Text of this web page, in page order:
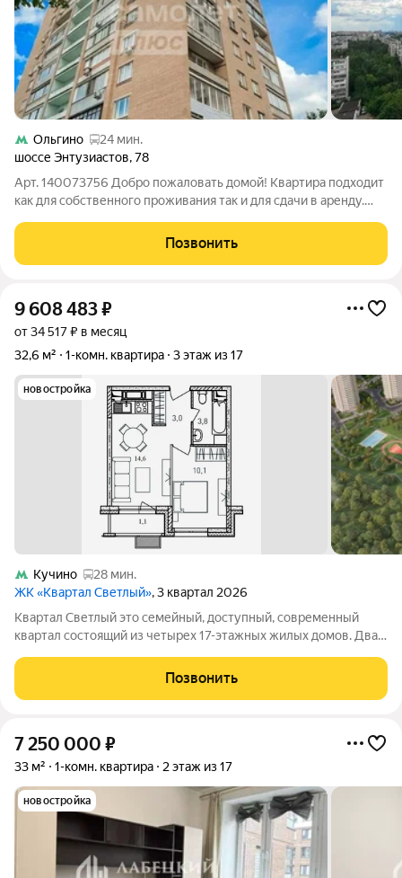
Ольгино
24 мин.
шоссе Энтузиастов,78
Арт. 140073756 Добро пожаловать домой! Квартира подходит
как для собственного проживания так и для сдачи в аренду.
ценит комфорт и удобство. Преимущество объекта:
1.Просторный санузел, где вы
Позвонить
9 608 483₽
от 34 517 ₽ в месяц
32,6 м²
1-комн. квартира 3 этаж из 17
новостройка
Кучино
28 мин.
ЖК «Квартал Светлый», 3 квартал 2026
Квартал Светлый это семейный, доступный, современный
квартал состоящий из четырех 17-этажных жилых домов. Два
архитектурное решение позволило максимально
использовать преимущества собственного
Позвонить
7 250 000 ₽
33 м² 1-комн. квартира 2 этаж из 17
новостройка